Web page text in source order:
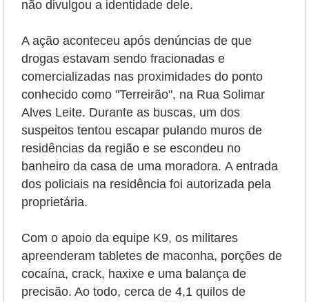
não divulgou a identidade dele.
A ação aconteceu após denúncias de que
drogas estavam sendo fracionadas e
comercializadas nas proximidades do ponto
conhecido como "Terreirão", na Rua Solimar
Alves Leite. Durante as buscas, um dos
suspeitos tentou escapar pulando muros de
residências da região e se escondeu no
banheiro da casa de uma moradora. A entrada
dos policiais na residência foi autorizada pela
proprietária.
Com o apoio da equipe K9, os militares
apreenderam tabletes de maconha, porções de
cocaína, crack, haxixe e uma balança de
precisão. Ao todo, cerca de 4,1 quilos de